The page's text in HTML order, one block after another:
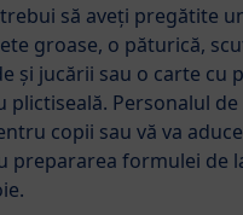
să aveți pregătite
groase, o păturică,
și jucării sau o carte cu
plictiseală. Personalul de
copii sau vă va
prepararea formulei de